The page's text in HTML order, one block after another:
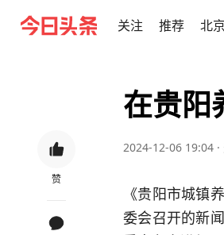
关注 推荐 北京
赞
在贵阳
2024-12-06 19:04 ·
《贵阳市城镇
委会召开的新